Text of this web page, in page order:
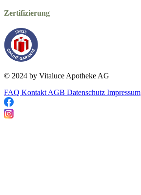
Zertifizierung
© 2024 by Vitaluce Apotheke AG
FAQ Kontakt AGB Datenschutz Impressum